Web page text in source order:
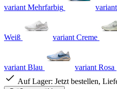
variant Mehrfarbig
Weiß variant Creme
variant Blau
variant Rosa
Auf Lager: Jetzt bestellen,